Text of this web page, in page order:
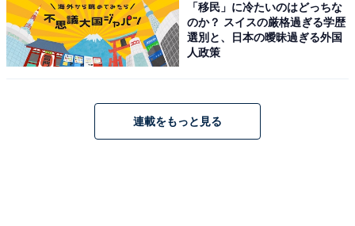
「移民」に冷たいのはどっちな
のか？ スイスの厳格過ぎる学歴
選別と、日本の曖昧過ぎる外国
人政策
連載をもっと見る